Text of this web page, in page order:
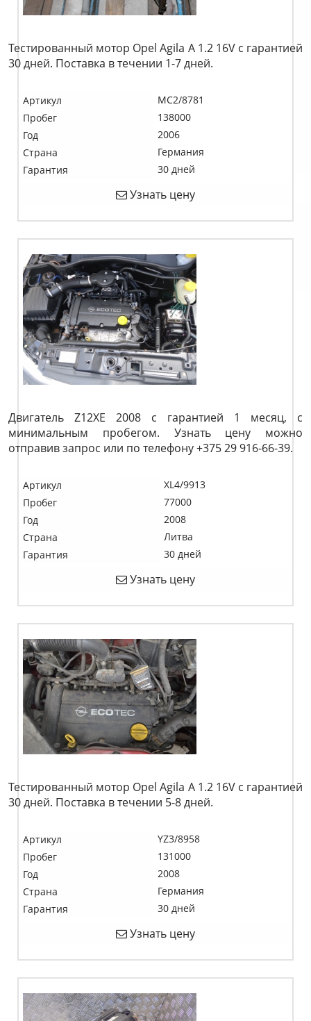
Тестированный мотор Opel Agila A 1.2 16V c гарантией
30 дней. Поставка в течении 1-7 дней.
Артикул
MC2/8781
Пробег
138000
Год
2006
Страна
Германия
Гарантия
30 дней
Узнать цену
Двигатель Z12XE 2008 с гарантией 1 месяц, с
минимальным пробегом. Узнать цену можно
отправив запрос или по телефону +375 29 916-66-39.
Артикул
XL4/9913
Пробег
77000
Год
2008
Страна
Литва
Гарантия
30 дней
Узнать цену
Тестированный мотор Opel Agila A 1.2 16V c гарантией
30 дней. Поставка в течении 5-8 дней.
Артикул
YZ3/8958
Пробег
131000
Год
2008
Страна
Германия
Гарантия
30 дней
Узнать цену